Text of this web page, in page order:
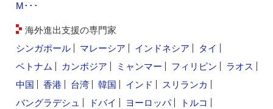
M･･･
海外進出支援の専門家
シンガポール
マレーシア インドネシア
タイ
ベトナム
カンボジア ミャンマー フィリピン
ラオス
中国
香港 台湾 韓国 インド
スリランカ
バングラデシュ
ドバイ ヨーロッパ
トルコ